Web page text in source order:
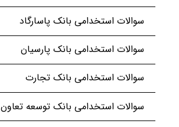
سوالات استخدامی بانک پاسارگاد
سوالات استخدامی بانک پارسیان
سوالات استخدامی بانک تجارت
سوالات استخدامی بانک توسعه تعاون